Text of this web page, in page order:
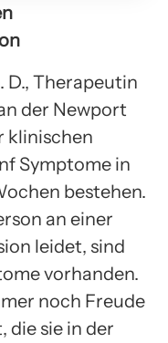
D., Therapeutin
der Newport
klinischen
Symptome in
bestehen.
an einer
leidet, sind
vorhanden.
noch Freude
die sie in der